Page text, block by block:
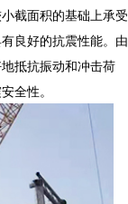
截面积的基础上承受
良好的抗震性能。由
抵抗振动和冲击荷
全性。